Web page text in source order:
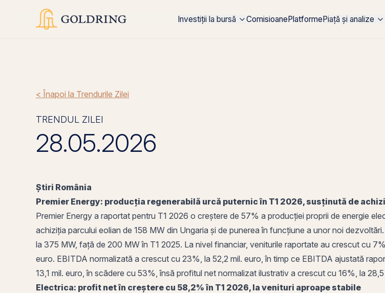
Investiții la bursă ComisioanePlatformePiață și analize
< Înapoi la Trendurile Zilei
TRENDUL ZILEI
28.05.2026
Știri România
Premier Energy: producția regenerabilă urcă puternic în T1 2026, susținută de
Premier Energy a raportat pentru T1 2026 o creștere de 57% a producției proprii de energie
achiziția parcului eolian de 158 MW din Ungaria și de punerea în funcțiune a unor noi
la 375 MW, față de 200 MW în T1 2025. La nivel financiar, veniturile raportate au crescut cu
euro. EBITDA normalizată a crescut cu 23%, la 52,2 mil. euro, în timp ce EBITDA ajustată
13,1 mil. euro, în scădere cu 53%, însă profitul net normalizat ilustrativ a crescut cu 16%, la
Electrica: profit net în creștere cu 58,2% în T1 2026, la venituri aproape stabile